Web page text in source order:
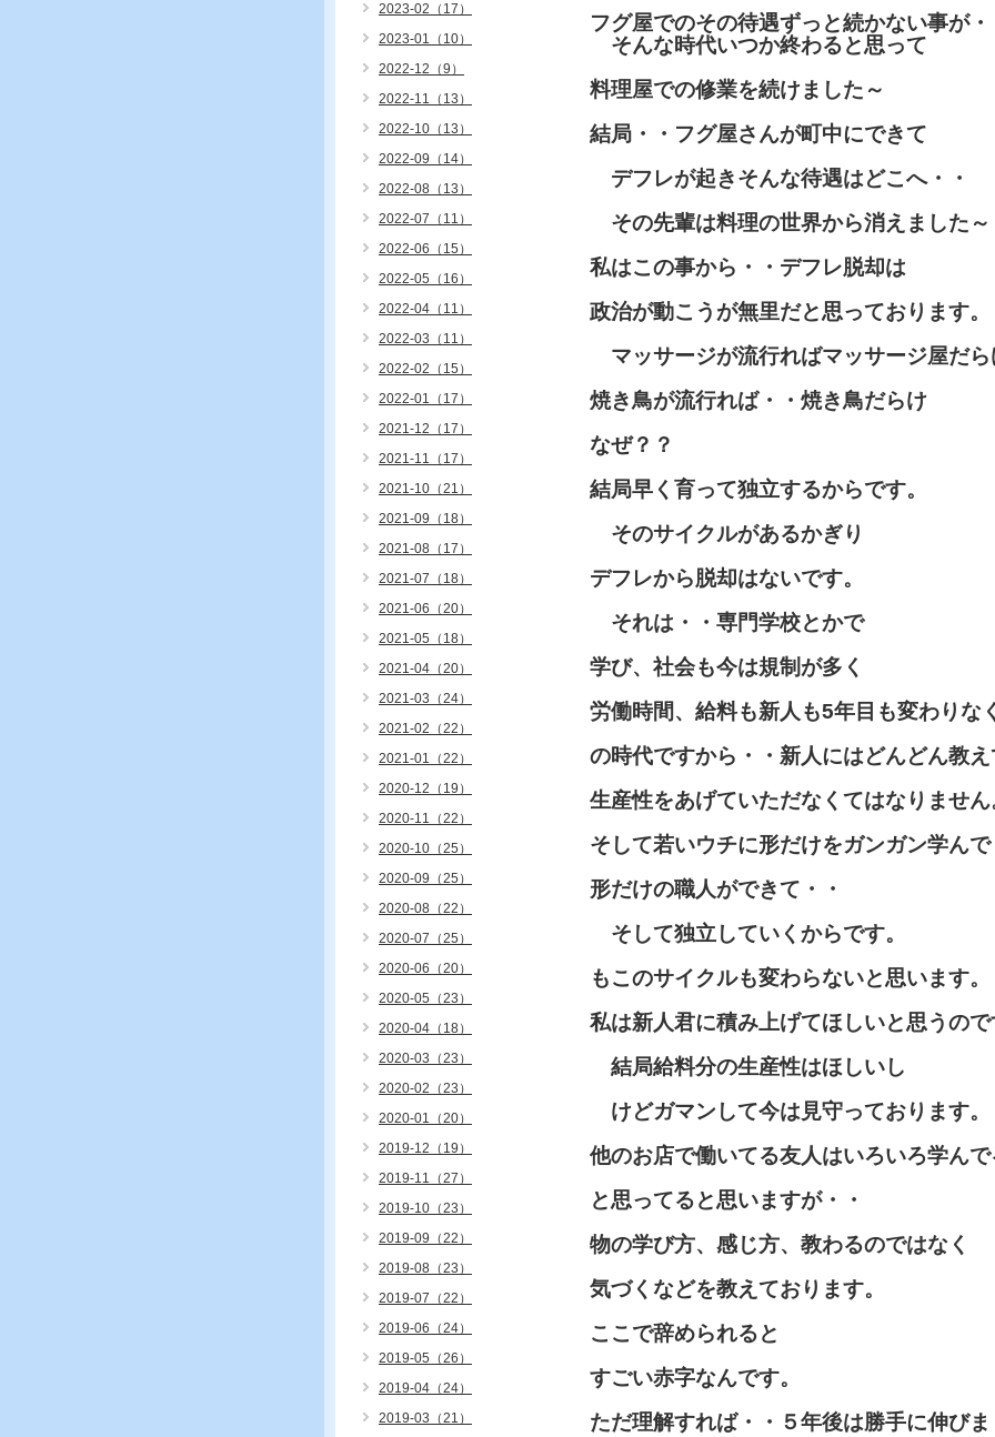
フグ屋でのその待遇ずっと続かない事が・
そんな時代いつか終わると思って
料理屋での修業を続けました～
結局・・フグ屋さんが町中にできて
デフレが起きそんな待遇はどこへ・・
その先輩は料理の世界から消えました～
私はこの事から・・デフレ脱却は
政治が動こうが無里だと思っております。
マッサージが流行ればマッサージ屋だら
焼き鳥が流行れば・・焼き鳥だらけ
なぜ？？
結局早く育って独立するからです。
そのサイクルがあるかぎり
デフレから脱却はないです。
それは・・専門学校とかで
学び、社会も今は規制が多く
労働時間、給料も新人も5年目も変わりな
の時代ですから・・新人にはどんどん教え
生産性をあげていただなくてはなりません
そして若いウチに形だけをガンガン学んで
形だけの職人ができて・・
そして独立していくからです。
もこのサイクルも変わらないと思います。
私は新人君に積み上げてほしいと思うので
結局給料分の生産性はほしいし
けどガマンして今は見守っております。
他のお店で働いてる友人はいろいろ学んで
と思ってると思いますが・・
物の学び方、感じ方、教わるのではなく
気づくなどを教えております。
ここで辞められると
すごい赤字なんです。
ただ理解すれば・・５年後は勝手に伸びま
2023-02（17）
2023-01（10）
2022-12（9）
2022-11（13）
2022-10（13）
2022-09（14）
2022-08（13）
2022-07（11）
2022-06（15）
2022-05（16）
2022-04（11）
2022-03（11）
2022-02（15）
2022-01（17）
2021-12（17）
2021-11（17）
2021-10（21）
2021-09（18）
2021-08（17）
2021-07（18）
2021-06（20）
2021-05（18）
2021-04（20）
2021-03（24）
2021-02（22）
2021-01（22）
2020-12（19）
2020-11（22）
2020-10（25）
2020-09（25）
2020-08（22）
2020-07（25）
2020-06（20）
2020-05（23）
2020-04（18）
2020-03（23）
2020-02（23）
2020-01（20）
2019-12（19）
2019-11（27）
2019-10（23）
2019-09（22）
2019-08（23）
2019-07（22）
2019-06（24）
2019-05（26）
2019-04（24）
2019-03（21）